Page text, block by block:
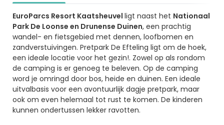
Beschrijving
EuroParcs Resort Kaatsheuvel ligt naast het Nationaal
Park De Loonse en Drunense Duinen, een prachtig
wandel- en fietsgebied met dennen, loofbomen en
zandverstuivingen. Pretpark De Efteling ligt om de hoek,
een ideale locatie voor het gezin!. Zowel op als rondom
de camping is er genoeg te beleven. Op de camping
word je omringd door bos, heide en duinen. Een ideale
uitvalbasis voor een avontuurlijk dagje pretpark, maar
ook om even helemaal tot rust te komen. De kinderen
kunnen ondertussen lekker ravotten.